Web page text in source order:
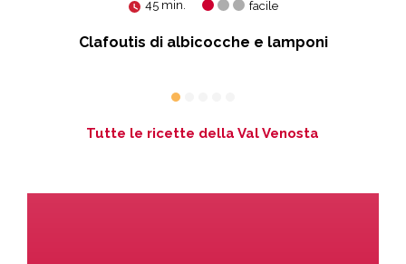
45 min. facile
Clafoutis di albicocche e lamponi
Tutte le ricette della Val Venosta